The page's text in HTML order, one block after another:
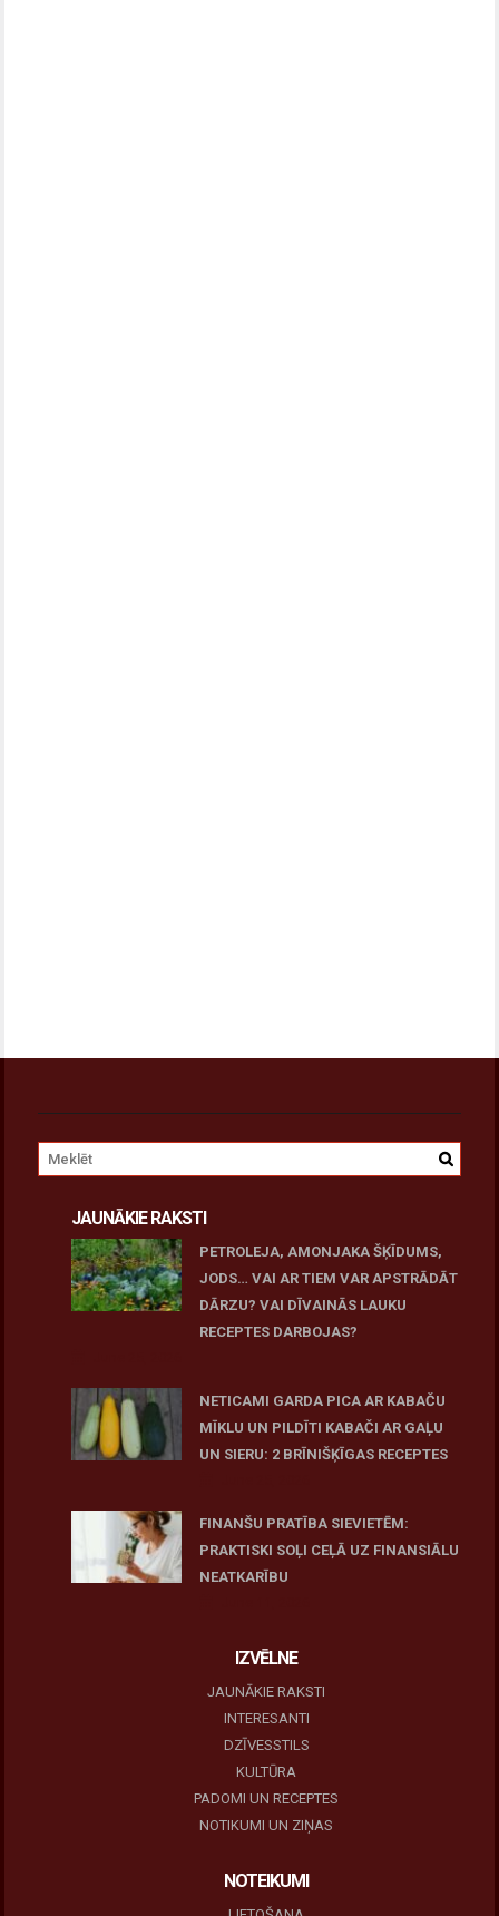
JAUNĀKIE RAKSTI
PETROLEJA, AMONJAKA ŠĶĪDUMS,
JODS… VAI AR TIEM VAR APSTRĀDĀT
DĀRZU? VAI DĪVAINĀS LAUKU
RECEPTES DARBOJAS?
NETICAMI GARDA PICA AR KABAČU
MĪKLU UN PILDĪTI KABAČI AR GAĻU
UN SIERU: 2 BRĪNIŠĶĪGAS RECEPTES
FINANŠU PRATĪBA SIEVIETĒM:
PRAKTISKI SOĻI CEĻĀ UZ FINANSIĀLU
NEATKARĪBU
IZVĒLNE
JAUNĀKIE RAKSTI
INTERESANTI
DZĪVESSTILS
KULTŪRA
PADOMI UN RECEPTES
NOTIKUMI UN ZIŅAS
NOTEIKUMI